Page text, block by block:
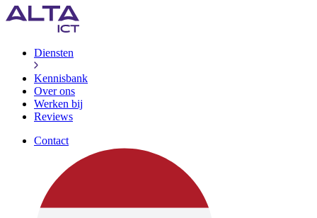
Diensten
Kennisbank
Over ons
Werken bij
Reviews
Contact